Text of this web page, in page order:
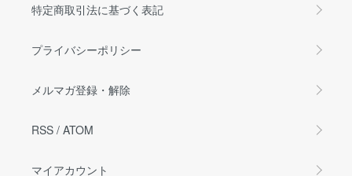
特定商取引法に基づく表記
プライバシーポリシー
メルマガ登録・解除
RSS / ATOM
マイアカウント